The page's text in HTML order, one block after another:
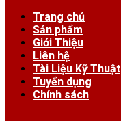
Trang chủ
Sản phẩm
Giới Thiệu
Liên hệ
Tài Liệu Kỹ Thuật
Tuyển dụng
Chính sách